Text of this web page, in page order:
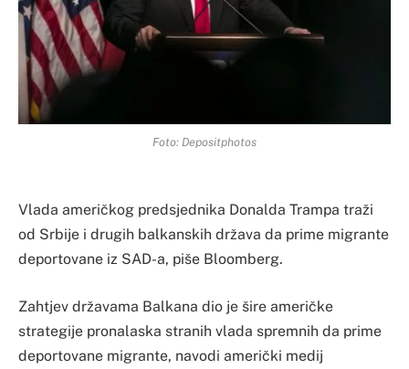
Foto: Depositphotos
Vlada američkog predsjednika Donalda Trampa traži
od Srbije i drugih balkanskih država da prime migrante
deportovane iz SAD-a, piše Bloomberg.
Zahtjev državama Balkana dio je šire američke
strategije pronalaska stranih vlada spremnih da prime
deportovane migrante, navodi američki medij